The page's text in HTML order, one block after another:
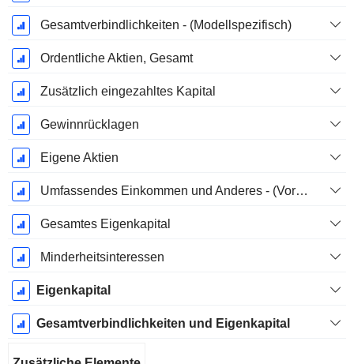
Gesamtverbindlichkeiten - (Modellspezifisch)
Ordentliche Aktien, Gesamt
Zusätzlich eingezahltes Kapital
Gewinnrücklagen
Eigene Aktien
Umfassendes Einkommen und Anderes - (Vorlagenspezifisch)
Gesamtes Eigenkapital
Minderheitsinteressen
Eigenkapital
Gesamtverbindlichkeiten und Eigenkapital